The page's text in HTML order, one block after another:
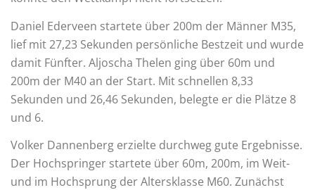
Daniel Ederveen startete über 200m der Männer M35,
lief mit 27,23 Sekunden persönliche Bestzeit und wurde
damit Fünfter. Aljoscha Thelen ging über 60m und
200m der M40 an der Start. Mit schnellen 8,33
Sekunden und 26,46 Sekunden, belegte er die Plätze 8
und 6.
Volker Dannenberg erzielte durchweg gute Ergebnisse.
Der Hochspringer startete über 60m, 200m, im Weit-
und im Hochsprung der Altersklasse M60. Zunächst